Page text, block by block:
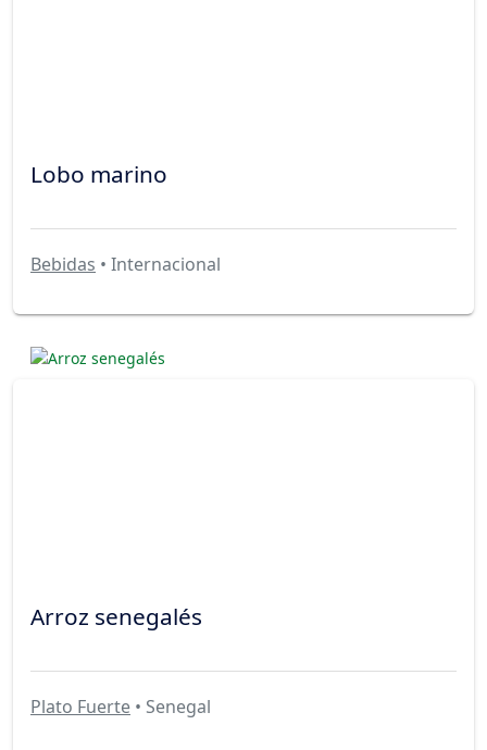
Lobo marino
Bebidas • Internacional
Arroz senegalés
Plato Fuerte • Senegal